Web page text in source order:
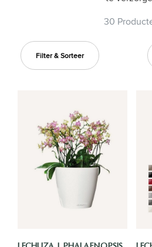
30
Filter & Sorteer